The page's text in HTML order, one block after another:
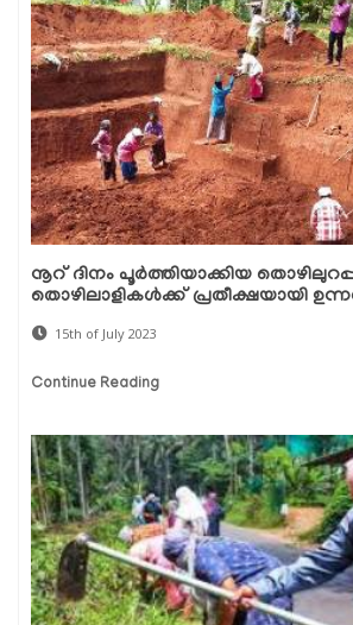
നൂറ് ദിനം പൂര്‍ത്തിയാക്കിയ
തൊഴിലാളികള്‍ക്ക് പ്രതീക്ഷയായി
15th of July 2023
Continue Reading